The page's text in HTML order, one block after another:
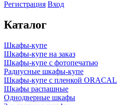
Регистрация Вход
Каталог
Шкафы-купе
Шкафы-купе на заказ
Шкафы-купе с фотопечатью
Радиусные шкафы-купе
Шкафы-купе с пленкой ORACAL
Шкафы распашные
Однодверные шкафы